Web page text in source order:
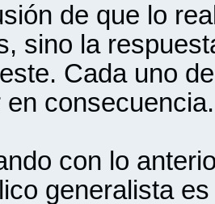
de que lo
sino la
Cada uno
en consecuencia.
con lo
generalista